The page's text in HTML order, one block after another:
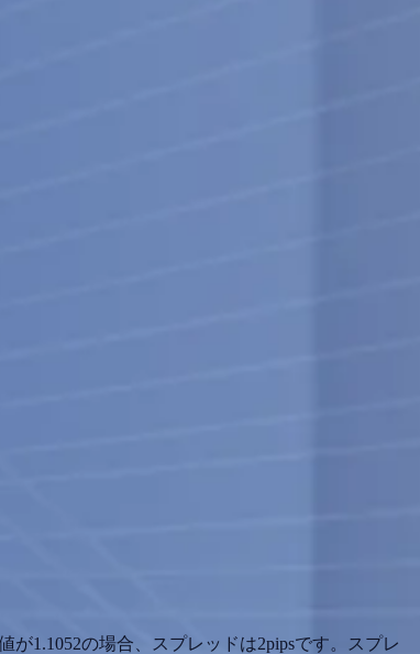
1.1052の場合、スプレッドは2pipsです。スプレ